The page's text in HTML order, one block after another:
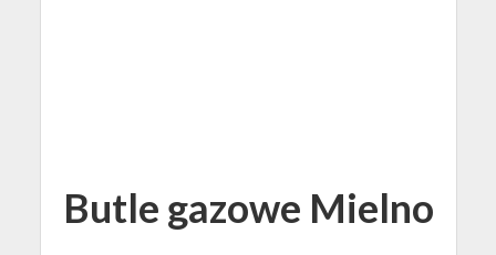
Butle gazowe Mielno